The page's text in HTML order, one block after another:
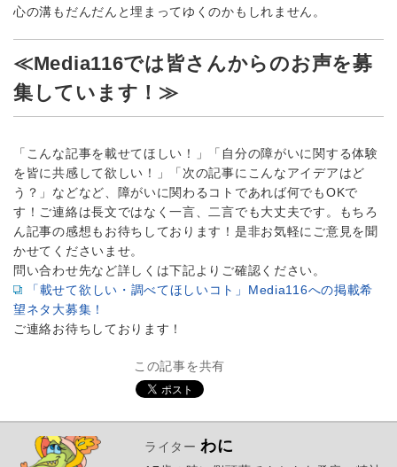
心の溝もだんだんと埋まってゆくのかもしれません。
≪Media116では皆さんからのお声を募
集しています！≫
「こんな記事を載せてほしい！」「自分の障がいに関する体験
を皆に共感して欲しい！」「次の記事にこんなアイデアはど
う？」などなど、障がいに関わるコトであれば何でもOKで
す！ご連絡は長文ではなく一言、二言でも大丈夫です。もちろ
ん記事の感想もお待ちしております！是非お気軽にご意見を聞
かせてくださいませ。
問い合わせ先など詳しくは下記よりご確認ください。
「載せて欲しい・調べてほしいコト」Media116への掲載希
望ネタ大募集！
ご連絡お待ちしております！
この記事を共有
ライターわに